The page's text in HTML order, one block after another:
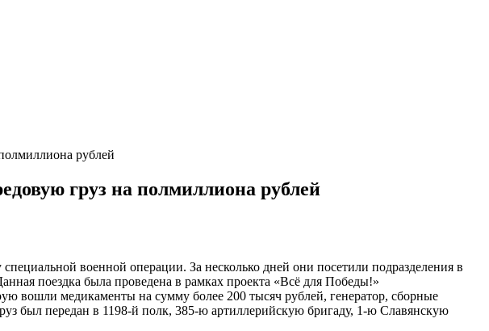
рублей
груз на полмиллиона рублей
военной операции. За несколько дней они посетили подразделения в
поездка была проведена в рамках проекта «Всё для Победы!»
вошли медикаменты на сумму более 200 тысяч рублей, генератор, сборные
был передан в 1198-й полк, 385-ю артиллерийскую бригаду, 1-ю Славянскую